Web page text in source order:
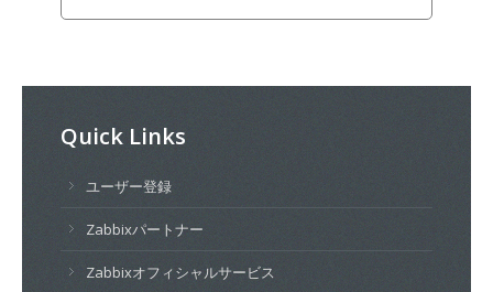
Quick Links
ユーザー登録
Zabbixパートナー
Zabbixオフィシャルサービス